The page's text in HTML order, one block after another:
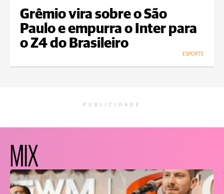
Grêmio vira sobre o São
Paulo e empurra o Inter para
o Z4 do Brasileiro
ESPORTE
PUBLICIDADE
MIX